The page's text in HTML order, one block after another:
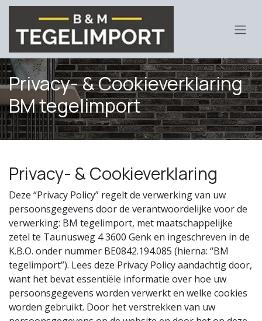
Overslaan naar inhoud
Privacy- & Cookieverklaring
BM tegelimport
Privacy- & Cookieverklaring
Deze “Privacy Policy” regelt de verwerking van uw
persoonsgegevens door de verantwoordelijke voor de
verwerking: BM tegelimport, met maatschappelijke
zetel te Taunusweg 4 3600 Genk en ingeschreven in de
K.B.O. onder nummer BE0842.194.085 (hierna: “BM
tegelimport”). Lees deze Privacy Policy aandachtig door,
want het bevat essentiële informatie over hoe uw
persoonsgegevens worden verwerkt en welke cookies
worden gebruikt. Door het verstrekken van uw